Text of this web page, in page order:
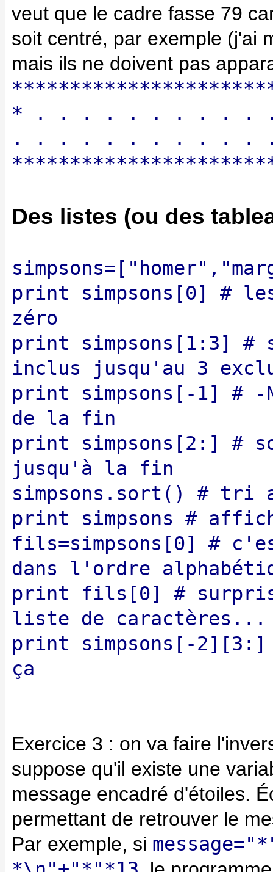
veut que le cadre fasse 79
soit centré, par exemple (j'ai
mais ils ne doivent pas
**********************
* . . . . . . . . . . .
. . . . . . . . . . .
**********************
Des listes (ou des
print simpsons[0] #
zéro
print simpsons[1:3] #
inclus jusqu'au 3
print simpsons[-1] # -
de la fin
print simpsons[2:] #
jusqu'à la fin
simpsons.sort() # tri
print simpsons #
fils=simpsons[0] #
dans l'ordre
print fils[0] #
liste de caractères...
print simpsons[-
ça
Exercice 3 : on va faire
suppose qu'il existe une
message encadré d'étoiles.
permettant de retrouver le
Par exemple, si